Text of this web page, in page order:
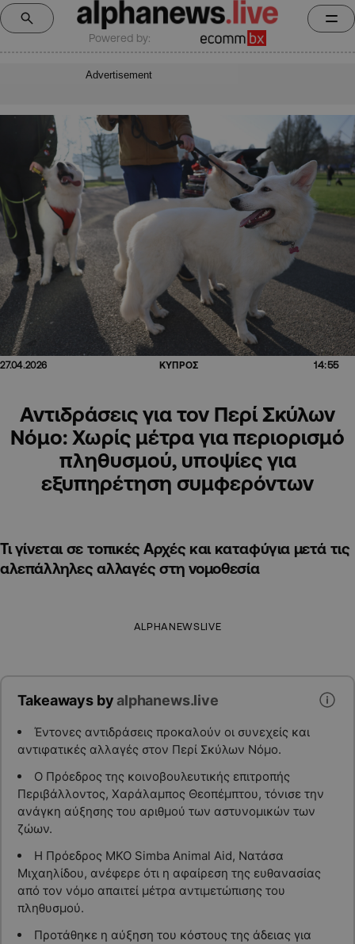
Powered by:
Advertisement
27.04.2026 ΚΥΠΡΟΣ 14:55
Αντιδράσεις για τον Περί Σκύλων
Νόμο: Χωρίς μέτρα για περιορισμό
πληθυσμού, υποψίες για
εξυπηρέτηση συμφερόντων
Τι γίνεται σε τοπικές Αρχές και καταφύγια μετά τις
αλεπάλληλες αλλαγές στη νομοθεσία
ALPHANEWSLIVE
Takeaways byalphanews.live
Έντονες αντιδράσεις προκαλούν οι συνεχείς και
αντιφατικές αλλαγές στον Περί Σκύλων Νόμο.
Ο Πρόεδρος της κοινοβουλευτικής επιτροπής
Περιβάλλοντος, Χαράλαμπος Θεοπέμπτου, τόνισε την
ανάγκη αύξησης του αριθμού των αστυνομικών των
ζώων.
Η Πρόεδρος ΜΚΟ Simba Animal Aid, Νατάσα
Μιχαηλίδου, ανέφερε ότι η αφαίρεση της ευθανασίας
από τον νόμο απαιτεί μέτρα αντιμετώπισης του
πληθυσμού.
Προτάθηκε η αύξηση του κόστους της άδειας για